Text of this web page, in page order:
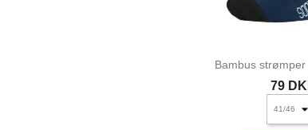
Bambus
79